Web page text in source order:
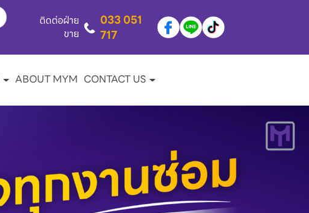
ติดต่อฝ่าย
ขาย
033 051
717
ABOUT MYM CONTACT US